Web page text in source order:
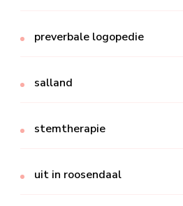
preverbale logopedie
salland
stemtherapie
uit in roosendaal